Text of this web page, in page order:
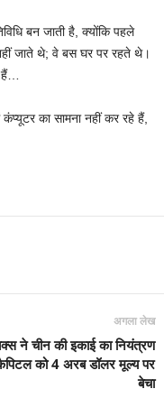
बन जाती है, क्योंकि पहले
जाते थे; वे बस घर पर रहते थे।
का सामना नहीं कर रहे हैं,
अगला लेख
ने चीन की इकाई का नियंत्रण
को 4 अरब डॉलर मूल्य पर
बेचा